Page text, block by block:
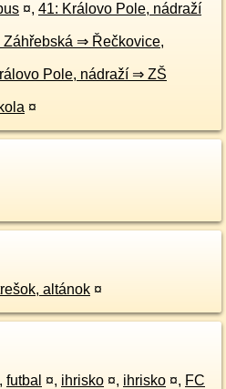
¤, 41: Královo Pole, nádraží
Záhřebská ⇒ Řečkovice,
Pole, nádraží ⇒ ZŠ
¤
altánok ¤
, futbal ¤, ihrisko ¤, ihrisko ¤, FC